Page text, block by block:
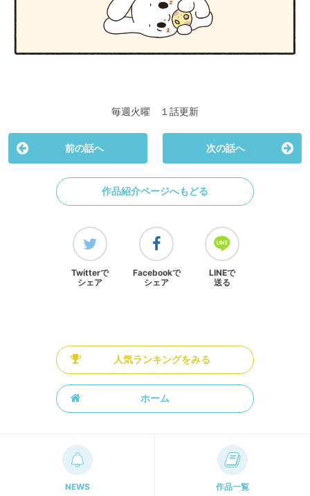
毎週火曜 １話更新
前の話へ 次の話へ
作品紹介ページへもどる
Twitterで
シェア
Facebookで
シェア
LINEで
送る
人気ランキングをみる
ホーム
NEWS 作品一覧